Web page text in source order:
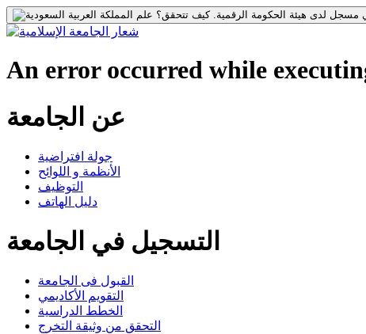
مسجل لدى هيئة الحكومة الرقمية.كيف تتحقق؟
An error occurred while
عن الجامعة
جولة افتراضية
الأنظمة و اللوائح
التوظيف
دليل الهاتف
التسجيل في الجامعة
القبول فى الجامعة
التقويم الأكاديمي
الخطط الدراسية
التحقق من وثيقة التخرج